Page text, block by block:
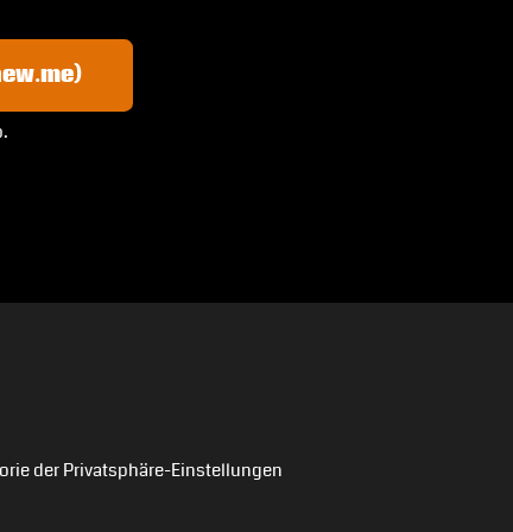
der Privatsphäre-Einstellungen